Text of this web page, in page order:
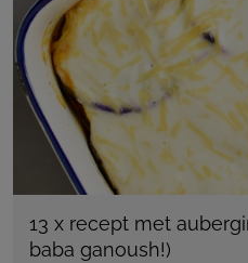
13 x recept met
baba ganoush!)